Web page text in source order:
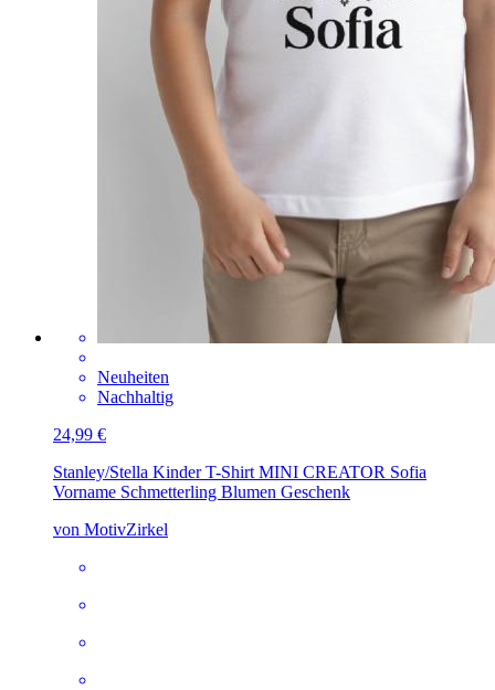
Neuheiten
Nachhaltig
24,99 €
Stanley/Stella Kinder T-Shirt MINI CREATOR Sofia
Vorname Schmetterling Blumen Geschenk
von MotivZirkel